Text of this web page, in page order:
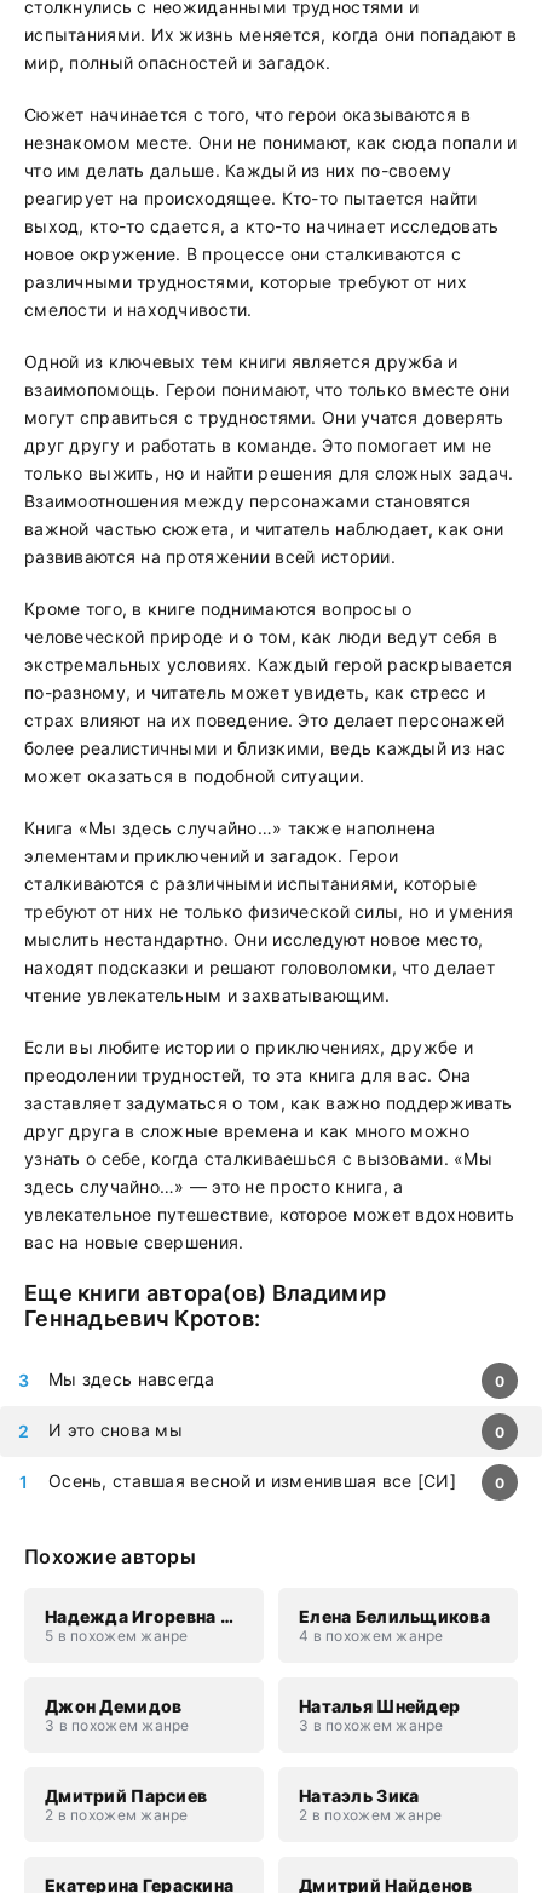
столкнулись с неожиданными трудностями и
испытаниями. Их жизнь меняется, когда они попадают в
мир, полный опасностей и загадок.
Сюжет начинается с того, что герои оказываются в
незнакомом месте. Они не понимают, как сюда попали и
что им делать дальше. Каждый из них по-своему
реагирует на происходящее. Кто-то пытается найти
выход, кто-то сдается, а кто-то начинает исследовать
новое окружение. В процессе они сталкиваются с
различными трудностями, которые требуют от них
смелости и находчивости.
Одной из ключевых тем книги является дружба и
взаимопомощь. Герои понимают, что только вместе они
могут справиться с трудностями. Они учатся доверять
друг другу и работать в команде. Это помогает им не
только выжить, но и найти решения для сложных задач.
Взаимоотношения между персонажами становятся
важной частью сюжета, и читатель наблюдает, как они
развиваются на протяжении всей истории.
Кроме того, в книге поднимаются вопросы о
человеческой природе и о том, как люди ведут себя в
экстремальных условиях. Каждый герой раскрывается
по-разному, и читатель может увидеть, как стресс и
страх влияют на их поведение. Это делает персонажей
более реалистичными и близкими, ведь каждый из нас
может оказаться в подобной ситуации.
Книга «Мы здесь случайно…» также наполнена
элементами приключений и загадок. Герои
сталкиваются с различными испытаниями, которые
требуют от них не только физической силы, но и умения
мыслить нестандартно. Они исследуют новое место,
находят подсказки и решают головоломки, что делает
чтение увлекательным и захватывающим.
Если вы любите истории о приключениях, дружбе и
преодолении трудностей, то эта книга для вас. Она
заставляет задуматься о том, как важно поддерживать
друг друга в сложные времена и как много можно
узнать о себе, когда сталкиваешься с вызовами. «Мы
здесь случайно…» — это не просто книга, а
увлекательное путешествие, которое может вдохновить
вас на новые свершения.
Еще книги автора(ов) Владимир
Геннадьевич Кротов:
Осень, ставшая весной и изменившая все [СИ] 0
И это снова мы 0
Мы здесь навсегда 0
Похожие авторы
Надежда Игоревна Соколова
5 в похожем жанре
Елена Белильщикова
4 в похожем жанре
Джон Демидов
3 в похожем жанре
Наталья Шнейдер
3 в похожем жанре
Дмитрий Парсиев
2 в похожем жанре
Натаэль Зика
2 в похожем жанре
Екатерина Гераскина Дмитрий Найденов